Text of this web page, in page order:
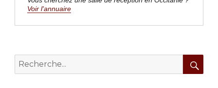
Voir l'annuaire